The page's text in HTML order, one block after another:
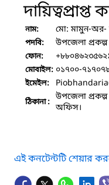
দায়িত্বপ্রাপ্ত
নাম: মো: মামুন-অর-
পদবি: উপজেলা প্রকল্প
ফোন:
মোবাইল: ০১৭০০-
ইমেইল: Piobhandaria
ঠিকানা : উপজেলা প্রকল্প
অফিস।
এই কনটেন্টটি শেয়ার